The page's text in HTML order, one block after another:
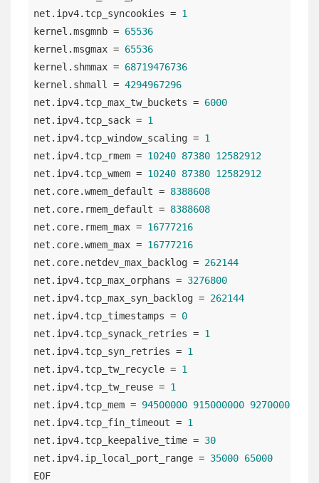
net.ipv4.tcp_syncookies = 1
kernel.msgmnb = 65536
kernel.msgmax = 65536
kernel.shmmax = 68719476736
kernel.shmall = 4294967296
net.ipv4.tcp_max_tw_buckets = 6000
net.ipv4.tcp_sack = 1
net.ipv4.tcp_window_scaling = 1
net.ipv4.tcp_rmem = 10240 87380 12582912
net.ipv4.tcp_wmem = 10240 87380 12582912
net.core.wmem_default = 8388608
net.core.rmem_default = 8388608
net.core.rmem_max = 16777216
net.core.wmem_max = 16777216
net.core.netdev_max_backlog = 262144
net.ipv4.tcp_max_orphans = 3276800
net.ipv4.tcp_max_syn_backlog = 262144
net.ipv4.tcp_timestamps = 0
net.ipv4.tcp_synack_retries = 1
net.ipv4.tcp_syn_retries = 1
net.ipv4.tcp_tw_recycle = 1
net.ipv4.tcp_tw_reuse = 1
net.ipv4.tcp_mem = 94500000 915000000 927000000
net.ipv4.tcp_fin_timeout = 1
net.ipv4.tcp_keepalive_time = 30
net.ipv4.ip_local_port_range = 35000 65000
EOF